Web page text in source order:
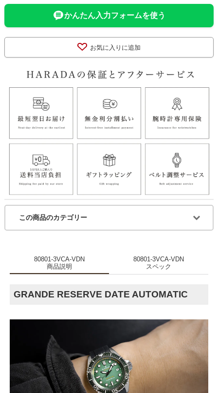
かんたん入力フォームを使う
お気に入りに追加
この商品のカテゴリー
80801-3VCA-VDN
商品説明
80801-3VCA-VDN
スペック
GRANDE RESERVE DATE AUTOMATIC